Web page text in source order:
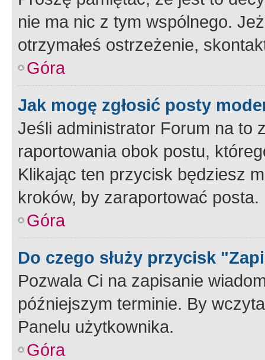
nie ma nic z tym wspólnego.
otrzymałeś ostrzeżenie,
Góra
Jak mogę zgłosić posty
Jeśli administrator Forum na to
raportowania obok postu,
Klikając ten przycisk będziesz
kroków, by zaraportować posta.
Góra
Do czego służy przycisk
Pozwala Ci na zapisanie
późniejszym terminie. By
Panelu użytkownika.
Góra